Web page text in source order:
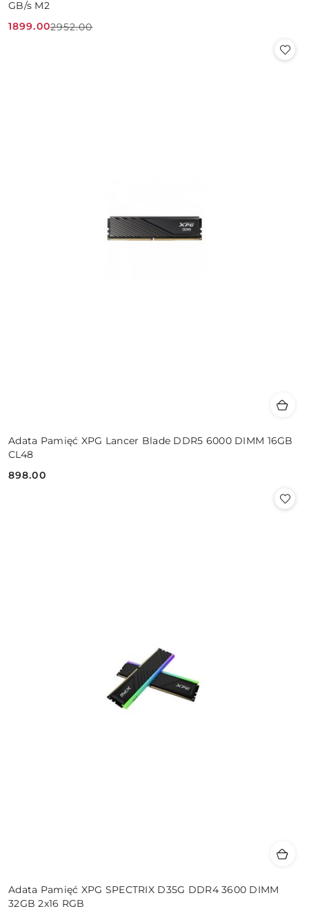
GB/s M2
Cena
1899.00
Cena
2952.00
Adata Pamięć XPG Lancer Blade DDR5 6000 DIMM 16GB
CL48
Cena:
898.00
Adata Pamięć XPG SPECTRIX D35G DDR4 3600 DIMM
32GB 2x16 RGB